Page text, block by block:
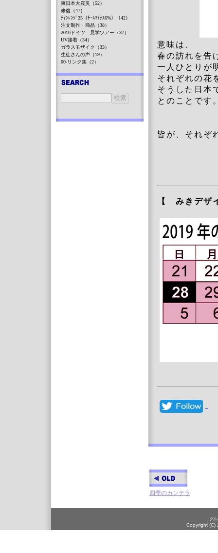
意味は、
春の訪れを告
一人ひとりが
それぞれの花
そうした日本
とのことです
皆が、それぞ
【 みきデ
四季のカンテラ
東日本大震災（52）
修復（47）
ﾁｬﾝﾚﾝｼﾞ25（ﾁｰﾑﾏｲﾅｽ6%）（42）
注文制作・商品（38）
2010ドイツ 見学ツアー（37）
UV接着（34）
ガラスモザイク（33）
生徒さんの声（19）
00-リンク集（2）
グ
Copyright (C)